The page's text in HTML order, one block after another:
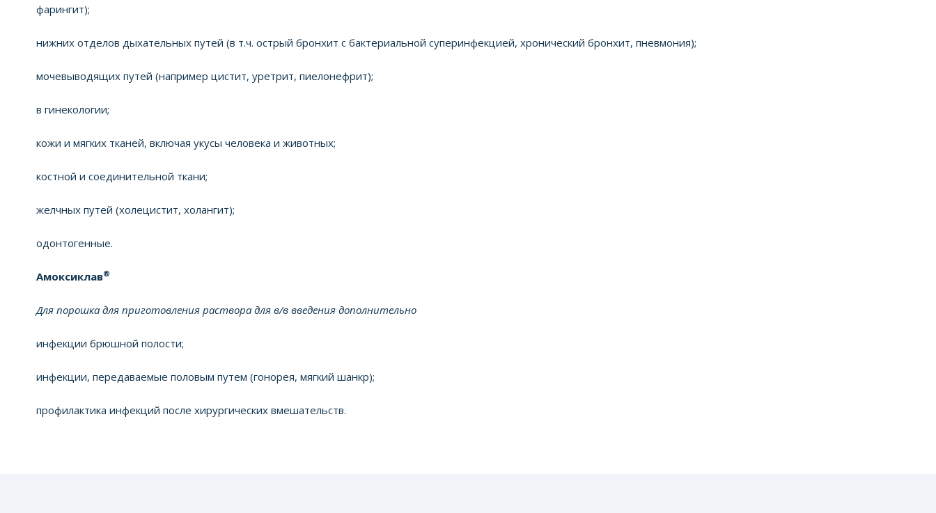
фарингит);
нижних отделов дыхательных путей (в т.ч. острый бронхит с бактериальной суперинфекцией, хронический бронхит, пневмония);
мочевыводящих путей (например цистит, уретрит, пиелонефрит);
в гинекологии;
кожи и мягких тканей, включая укусы человека и животных;
костной и соединительной ткани;
желчных путей (холецистит, холангит);
одонтогенные.
Амоксиклав®
Для порошка для приготовления раствора для в/в введения дополнительно
инфекции брюшной полости;
инфекции, передаваемые половым путем (гонорея, мягкий шанкр);
профилактика инфекций после хирургических вмешательств.